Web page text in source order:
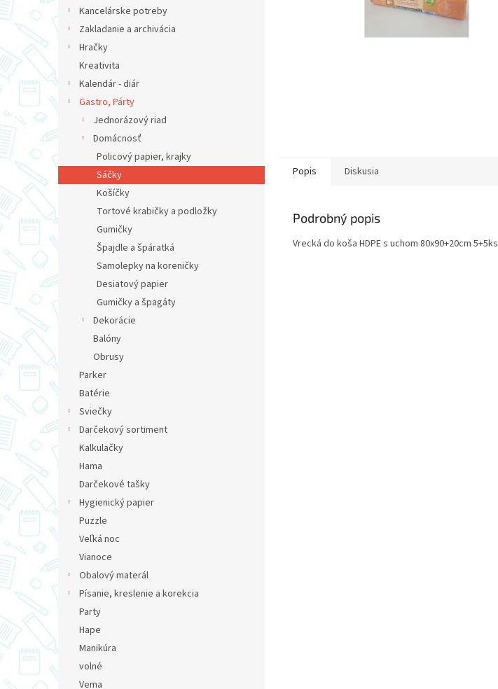
Kancelárske potreby
Zakladanie a archivácia
Hračky
Kreativita
Kalendár - diár
Gastro, Párty
Jednorázový riad
Domácnosť
Policový papier, krajky
Sáčky
Košíčky
Tortové krabičky a podložky
Gumičky
Špajdle a špáratká
Samolepky na koreničky
Desiatový papier
Gumičky a špagáty
Dekorácie
Balóny
Obrusy
Parker
Batérie
Sviečky
Darčekový sortiment
Kalkulačky
Hama
Darčekové tašky
Hygienický papier
Puzzle
Veľká noc
Vianoce
Obalový materál
Písanie, kreslenie a korekcia
Party
Hape
Manikúra
volné
Vema
Popis Diskusia
Podrobný popis
Vrecká do koša HDPE s uchom 80x90+20cm 5+5ks